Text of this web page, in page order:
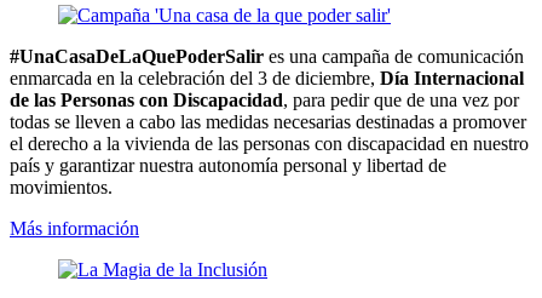
#UnaCasaDeLaQuePoderSalir es una campaña de comunicación
enmarcada en la celebración del 3 de diciembre, Día Internacional
de las Personas con Discapacidad, para pedir que de una vez por
todas se lleven a cabo las medidas necesarias destinadas a promover
el derecho a la vivienda de las personas con discapacidad en nuestro
país y garantizar nuestra autonomía personal y libertad de
movimientos.
Más información